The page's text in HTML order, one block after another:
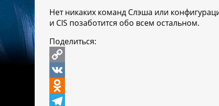
Нет никаких команд Слэша или
и CIS позаботится обо всем остальном.
Поделиться:
C
o
p
V
K
O